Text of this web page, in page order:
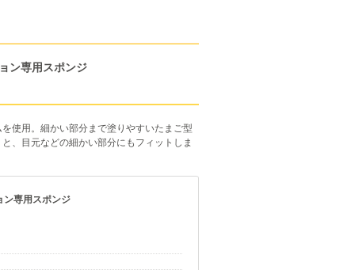
ン専用スポンジ
使用。細かい部分まで塗りやすいたまご型
、目元などの細かい部分にもフィットしま
ン専用スポンジ